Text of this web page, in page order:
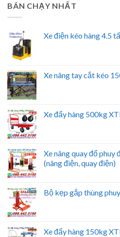
BÁN CHẠY NHẤT
Xe điện kéo hàng 4.5
Xe nâng tay cắt kéo
Xe đẩy hàng 500kg
Xe nâng quay đổ
(nâng điện, quay điện)
Bộ kẹp gắp thùng
Xe đẩy hàng 150kg